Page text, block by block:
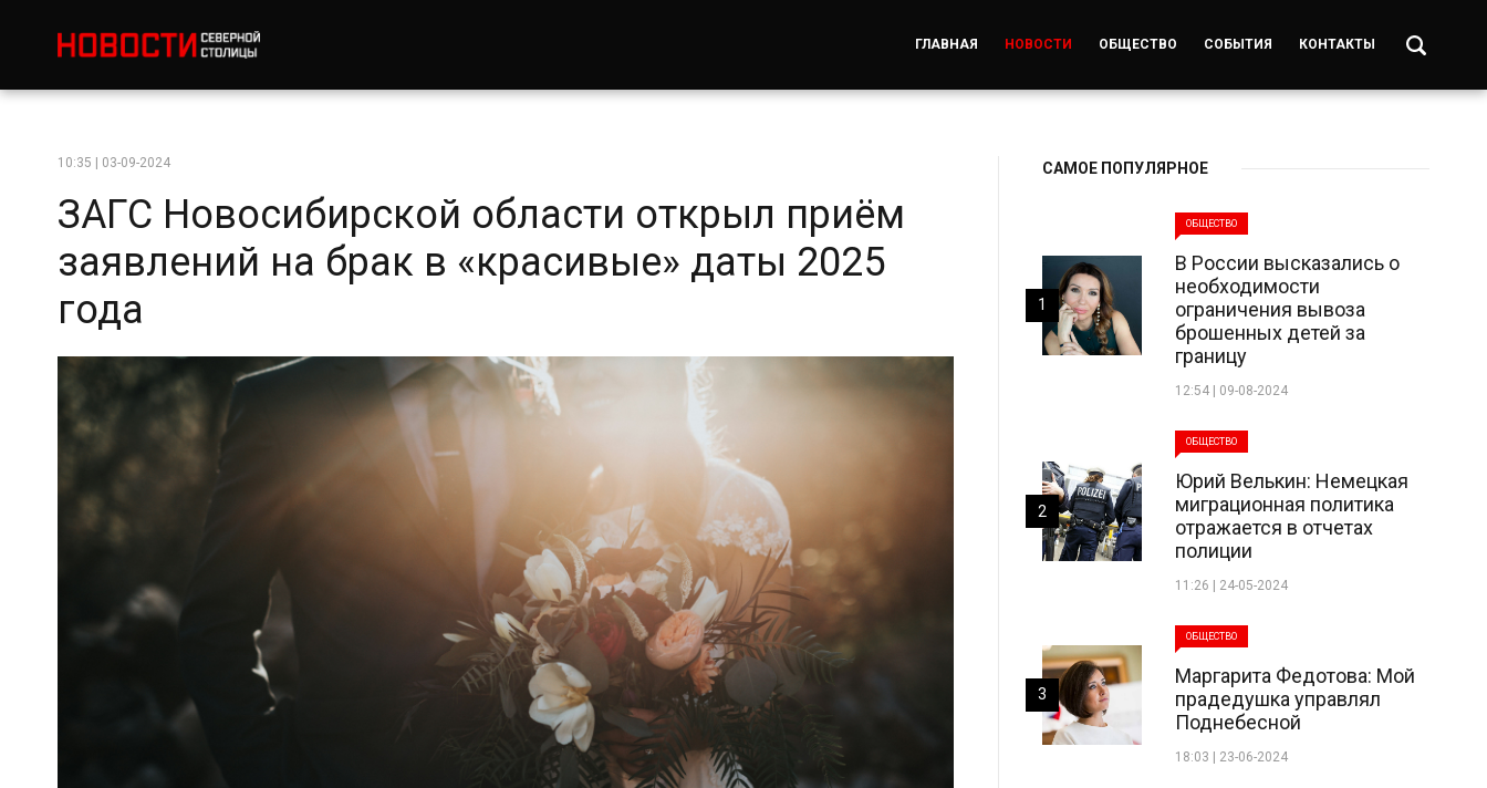
ГЛАВНАЯ НОВОСТИ ОБЩЕСТВО СОБЫТИЯ КОНТАКТЫ
10:35 | 03-09-2024
ЗАГС Новосибирской области открыл приём
заявлений на брак в «красивые» даты 2025
года
САМОЕ ПОПУЛЯРНОЕ
ОБЩЕСТВО
В России высказались о
необходимости
ограничения вывоза
брошенных детей за
границу
12:54 | 09-08-2024
1
ОБЩЕСТВО
Юрий Велькин: Немецкая
миграционная политика
отражается в отчетах
полиции
11:26 | 24-05-2024
2
ОБЩЕСТВО
Маргарита Федотова: Мой
прадедушка управлял
Поднебесной
18:03 | 23-06-2024
3